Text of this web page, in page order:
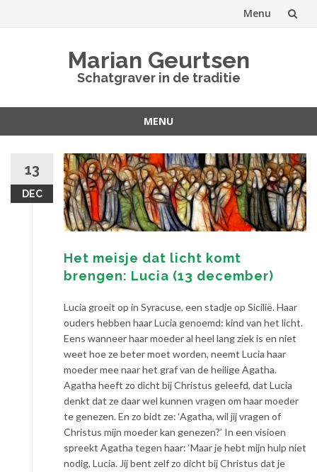
Menu
Marian Geurtsen
Schatgraver in de traditie
MENU
inhoud13
DEC
Het meisje dat licht komt
brengen: Lucia (13 december)
Lucia groeit op in Syracuse, een stadje op Sicilië. Haar
ouders hebben haar Lucia genoemd: kind van het licht.
Eens wanneer haar moeder al heel lang ziek is en niet
weet hoe ze beter moet worden, neemt Lucia haar
moeder mee naar het graf van de heilige Agatha.
Agatha heeft zo dicht bij Christus geleefd, dat Lucia
denkt dat ze daar wel kunnen vragen om haar moeder
te genezen. En zo bidt ze: ‘Agatha, wil jij vragen of
Christus mijn moeder kan genezen?’ In een visioen
spreekt Agatha tegen haar: ‘Maar je hebt mijn hulp niet
nodig, Lucia. Jij bent zelf zo dicht bij Christus dat je